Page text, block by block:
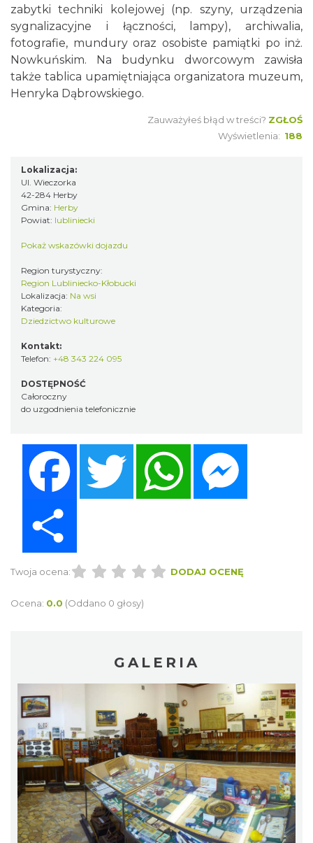
zabytki techniki kolejowej (np. szyny, urządzenia
sygnalizacyjne i łączności, lampy), archiwalia,
fotografie, mundury oraz osobiste pamiątki po inż.
Nowkuńskim. Na budynku dworcowym zawisła
także tablica upamiętniająca organizatora muzeum,
Henryka Dąbrowskiego.
Zauważyłeś błąd w treści? ZGŁOŚ
Wyświetlenia: 188
Lokalizacja:
Ul. Wieczorka
42-284 Herby
Gmina: Herby
Powiat: lubliniecki
Pokaż wskazówki dojazdu
Region turystyczny:
Region Lubliniecko-Kłobucki
Lokalizacja: Na wsi
Kategoria:
Dziedzictwo kulturowe
Kontakt:
Telefon: +48 343 224 095
DOSTĘPNOŚĆ
Całoroczny
do uzgodnienia telefonicznie
Twitter WhatsApp
Twoja ocena: DODAJ OCENĘ
Ocena: 0.0 (Oddano 0 głosy)
GALERIA